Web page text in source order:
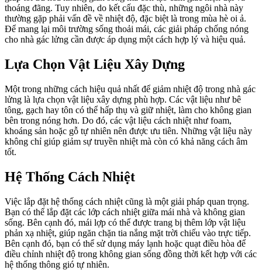
thoáng đãng. Tuy nhiên, do kết cấu đặc thù, những ngôi nhà này
thường gặp phải vấn đề về nhiệt độ, đặc biệt là trong mùa hè oi ả.
Để mang lại môi trường sống thoải mái, các giải pháp chống nóng
cho nhà gác lửng cần được áp dụng một cách hợp lý và hiệu quả.
Lựa Chọn Vật Liệu Xây Dựng
Một trong những cách hiệu quả nhất để giảm nhiệt độ trong nhà gác
lửng là lựa chọn vật liệu xây dựng phù hợp. Các vật liệu như bê
tông, gạch hay tôn có thể hấp thụ và giữ nhiệt, làm cho không gian
bên trong nóng hơn. Do đó, các vật liệu cách nhiệt như foam,
khoáng sản hoặc gỗ tự nhiên nên được ưu tiên. Những vật liệu này
không chỉ giúp giảm sự truyền nhiệt mà còn có khả năng cách âm
tốt.
Hệ Thống Cách Nhiệt
Việc lắp đặt hệ thống cách nhiệt cũng là một giải pháp quan trọng.
Bạn có thể lắp đặt các lớp cách nhiệt giữa mái nhà và không gian
sống. Bên cạnh đó, mái lợp có thể được trang bị thêm lớp vật liệu
phản xạ nhiệt, giúp ngăn chặn tia nắng mặt trời chiếu vào trực tiếp.
Bên cạnh đó, bạn có thể sử dụng máy lạnh hoặc quạt điều hòa để
điều chỉnh nhiệt độ trong không gian sống đồng thời kết hợp với các
hệ thống thông gió tự nhiên.